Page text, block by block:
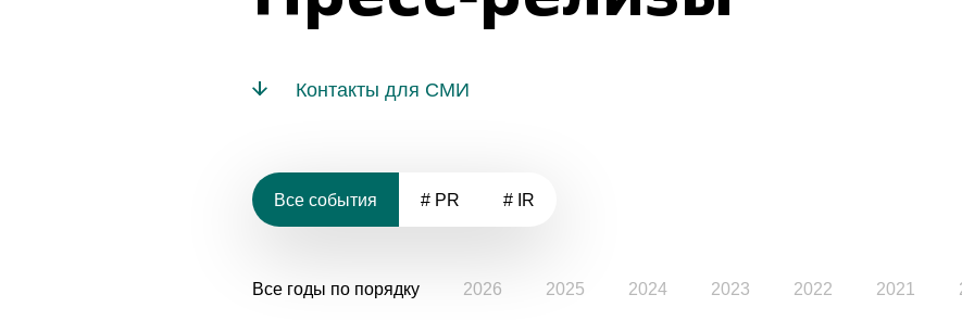
Контакты для СМИ
Все события # PR # IR
Все годы по порядку 2026 2025 2024 2023 2022 2021